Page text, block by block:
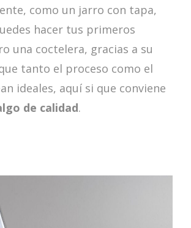
como un jarro con tapa,
hacer tus primeros
una coctelera, gracias a su
tanto el proceso como el
ideales, aquí si que conviene
de calidad.